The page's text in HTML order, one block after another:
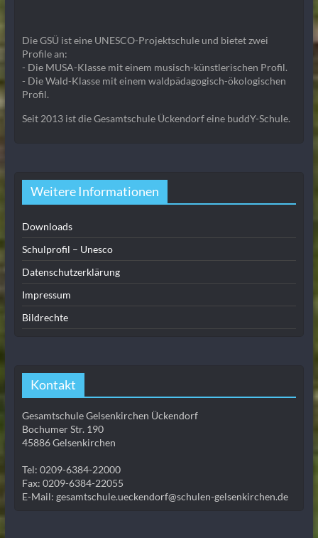
Die GSÜ ist eine UNESCO-Projektschule und bietet zwei
Profile an:
- Die MUSA-Klasse mit einem musisch-künstlerischen Profil.
- Die Wald-Klasse mit einem waldpädagogisch-ökologischen
Profil.
Seit 2013 ist die Gesamtschule Ückendorf eine buddY-Schule.
Weitere Informationen
Downloads
Schulprofil – Unesco
Datenschutzerklärung
Impressum
Bildrechte
Kontakt
Gesamtschule Gelsenkirchen Ückendorf
Bochumer Str. 190
45886 Gelsenkirchen
Tel: 0209-6384-22000
Fax: 0209-6384-22055
E-Mail: gesamtschule.ueckendorf@schulen-gelsenkirchen.de